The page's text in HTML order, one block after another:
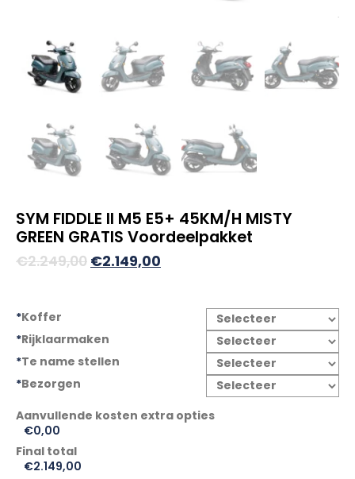
SYM FIDDLE II M5 E5+ 45KM/H MISTY
GREEN GRATIS Voordeelpakket
€2.249,00 Oorspronkelijke
€2.149,00
€2.149,00.
*Koffer
*Rijklaarmaken
*Te name stellen
*Bezorgen
€0,00
Final total
€2.149,00